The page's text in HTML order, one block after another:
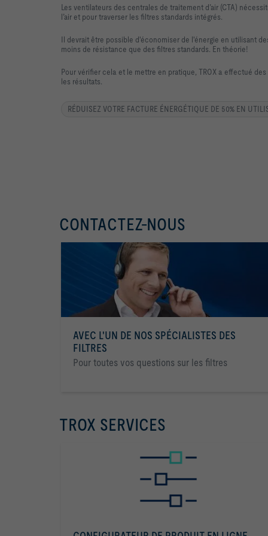
Les ventilateurs des centrales de traitement d’air (CTA)
l’air et pour traverser les filtres standards intégrés.
Il devrait être possible d'économiser de l'énergie en utilisant
moins de résistance que des filtres standards. En théorie!
Pour vérifier cela et le mettre en pratique, TROX a effectué
les résultats.
RÉDUISEZ VOTRE FACTURE ÉNERGÉTIQUE DE 50% EN
CONTACTEZ-NOUS
AVEC L'UN DE NOS SPÉCIALISTES DES
FILTRES
Pour toutes vos questions sur les filtres
TROX SERVICES